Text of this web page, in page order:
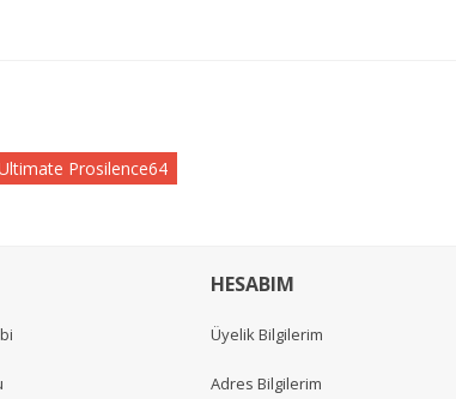
Prosilence64
HESABIM
Üyelik Bilgilerim
Adres Bilgilerim